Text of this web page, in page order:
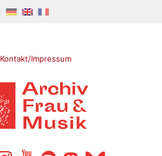
Kontakt/Impressum